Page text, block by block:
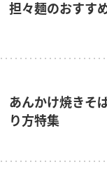
担々麺のおすす
あんかけ焼きそ
り方特集